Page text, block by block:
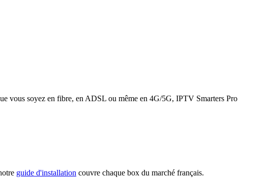
vous soyez en fibre, en ADSL ou même en 4G/5G, IPTV Smarters Pro
guide d'installation couvre chaque box du marché français.